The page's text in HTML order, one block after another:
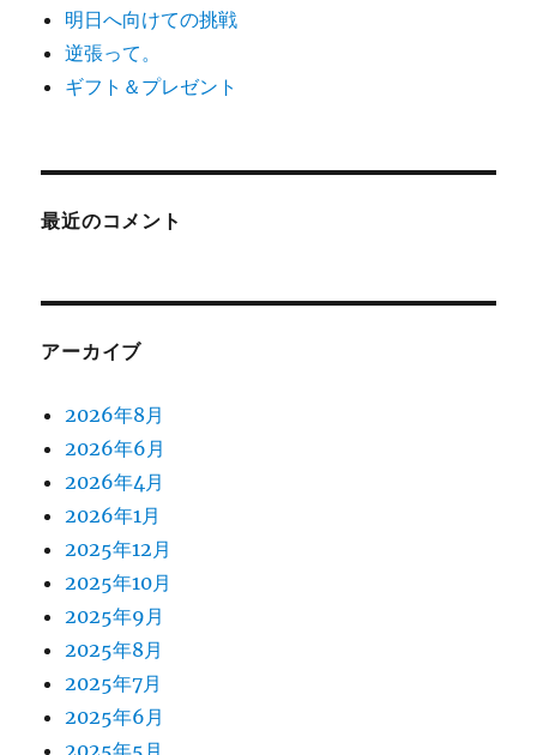
明日へ向けての挑戦
逆張って。
ギフト＆プレゼント
最近のコメント
アーカイブ
2026年8月
2026年6月
2026年4月
2026年1月
2025年12月
2025年10月
2025年9月
2025年8月
2025年7月
2025年6月